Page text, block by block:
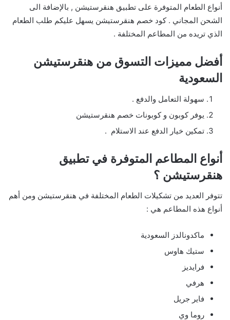
أنواع الطعام المتوفرة على تطبيق هنقرستيشن , بالإضافة الى
الشحن المجاني . كود خصم هنقرستيشن يسهل عليكم طلب الطعام
الذي تريده من المطاعم المختلفة .
أفضل مميزات التسوق من هنقرستيشن
السعودية
سهولة التعامل والدفع .
يوفر كوبون و كوبونات خصم هنقرستيشن
تمكين خيار الدفع عند الاستلام .
أنواع المطاعم المتوفرة في تطبيق
هنقرستيشن ؟
تتوفر العديد من تشكيلات الطعام المختلفة في هنقرستيشن ومن أهم
أنواع هذه المطاعم هي :
ماكدونالدز السعودية
ستيك هاوس
فرايديز
هرفي
فاير جريل
روما وي